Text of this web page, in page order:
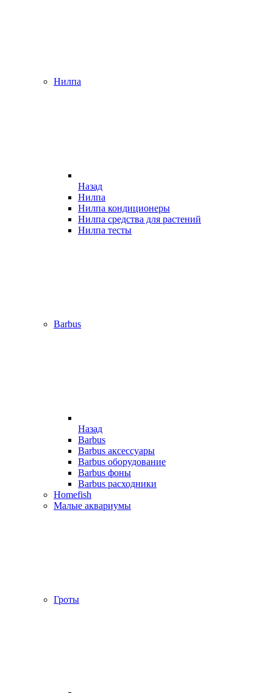
Нилпа
Назад
Нилпа
Нилпа кондиционеры
Нилпа средства для растений
Нилпа тесты
Barbus
Назад
Barbus
Barbus аксессуары
Barbus оборудование
Barbus фоны
Barbus расходники
Homefish
Малые аквариумы
Гроты